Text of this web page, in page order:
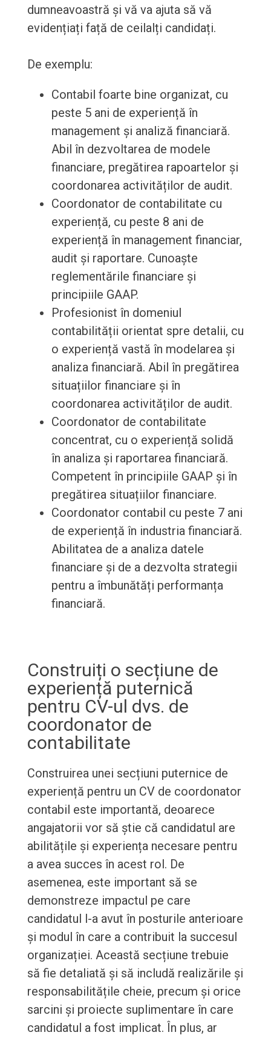
dumneavoastră și vă va ajuta să vă
evidențiați față de ceilalți candidați.
De exemplu:
Contabil foarte bine organizat, cu
peste 5 ani de experiență în
management și analiză financiară.
Abil în dezvoltarea de modele
financiare, pregătirea rapoartelor și
coordonarea activităților de audit.
Coordonator de contabilitate cu
experiență, cu peste 8 ani de
experiență în management financiar,
audit și raportare. Cunoaște
reglementările financiare și
principiile GAAP.
Profesionist în domeniul
contabilității orientat spre detalii, cu
o experiență vastă în modelarea și
analiza financiară. Abil în pregătirea
situațiilor financiare și în
coordonarea activităților de audit.
Coordonator de contabilitate
concentrat, cu o experiență solidă
în analiza și raportarea financiară.
Competent în principiile GAAP și în
pregătirea situațiilor financiare.
Coordonator contabil cu peste 7 ani
de experiență în industria financiară.
Abilitatea de a analiza datele
financiare și de a dezvolta strategii
pentru a îmbunătăți performanța
financiară.
Construiți o secțiune de
experiență puternică
pentru CV-ul dvs. de
coordonator de
contabilitate
Construirea unei secțiuni puternice de
experiență pentru un CV de coordonator
contabil este importantă, deoarece
angajatorii vor să știe că candidatul are
abilitățile și experiența necesare pentru
a avea succes în acest rol. De
asemenea, este important să se
demonstreze impactul pe care
candidatul l-a avut în posturile anterioare
și modul în care a contribuit la succesul
organizației. Această secțiune trebuie
să fie detaliată și să includă realizările și
responsabilitățile cheie, precum și orice
sarcini și proiecte suplimentare în care
candidatul a fost implicat. În plus, ar